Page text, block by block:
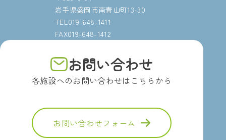
岩手県盛岡市南青山町13-30
TEL019-648-1411
FAX019-648-1412
お問い合わせ
各施設へのお問い合わせはこちらから
お問い合わせフォーム